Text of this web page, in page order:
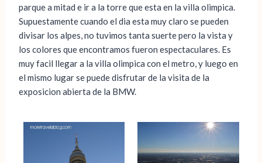
parque a mitad e ir a la torre que esta en la villa olimpica.
Supuestamente cuando el dia esta muy claro se pueden
divisar los alpes, no tuvimos tanta suerte pero la vista y
los colores que encontramos fueron espectaculares. Es
muy facil llegar a la villa olimpica con el metro, y luego en
el mismo lugar se puede disfrutar de la visita de la
exposicion abierta de la BMW.